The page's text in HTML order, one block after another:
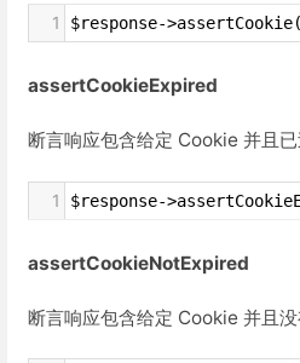
1 $response-
assertCookieExpired
断言响应包含给定 Cookie 并且已
1 $response-
assertCookieNotExpired
断言响应包含给定 Cookie 并且没